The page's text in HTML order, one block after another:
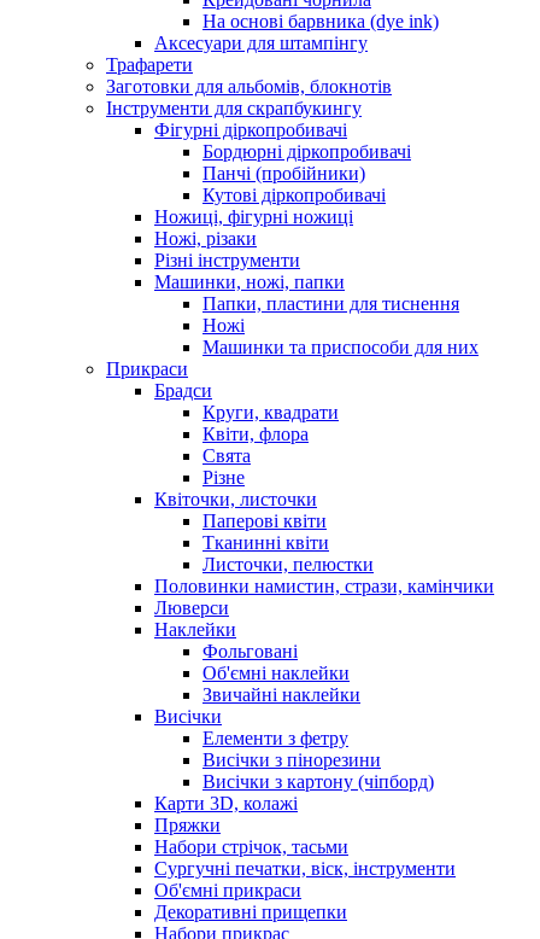
На основі барвника (dye ink)
Аксесуари для штампінгу
Трафарети
Заготовки для альбомів, блокнотів
Інструменти для скрапбукингу
Фігурні діркопробивачі
Бордюрні діркопробивачі
Панчі (пробійники)
Кутові діркопробивачі
Ножиці, фігурні ножиці
Ножі, різаки
Різні інструменти
Машинки, ножі, папки
Папки, пластини для тиснення
Ножі
Машинки та приспособи для них
Прикраси
Брадси
Круги, квадрати
Квіти, флора
Свята
Різне
Квіточки, листочки
Паперові квіти
Тканинні квіти
Листочки, пелюстки
Половинки намистин, стрази, камінчики
Люверси
Наклейки
Фольговані
Об'ємні наклейки
Звичайні наклейки
Висічки
Елементи з фетру
Висічки з пінорезини
Висічки з картону (чіпборд)
Карти 3D, колажі
Пряжки
Набори стрічок, тасьми
Сургучні печатки, віск, інструменти
Об'ємні прикраси
Декоративні прищепки
Набори прикрас